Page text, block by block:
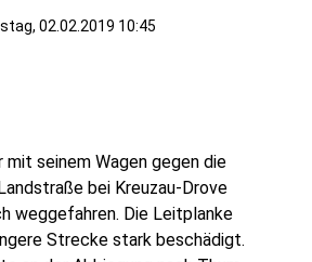
02.02.2019 10:45
mit seinem Wagen gegen die
bei Kreuzau-Drove
weggefahren. Die Leitplanke
Strecke stark beschädigt.